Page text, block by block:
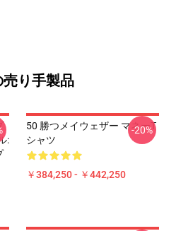
り手製品
:
50 勝つメイウェザー マネーT
シャツ
￥384,250 - ￥442,250
-20%